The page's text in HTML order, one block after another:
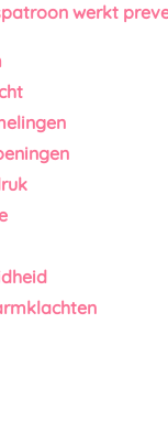
werkt